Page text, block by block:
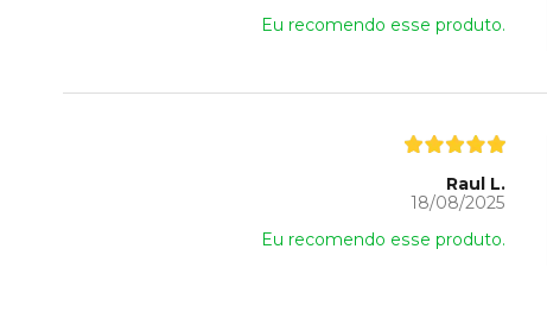
Eu recomendo esse produto.
Raul L.
18/08/2025
Eu recomendo esse produto.